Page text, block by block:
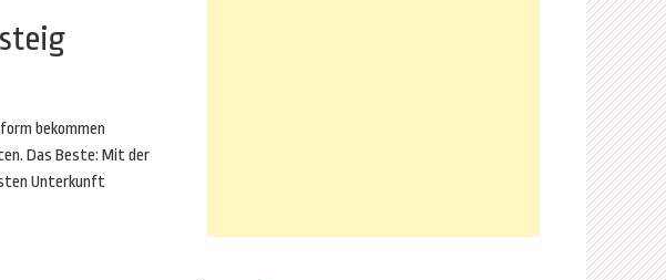
bekommen
Das Beste: Mit der
Unterkunft